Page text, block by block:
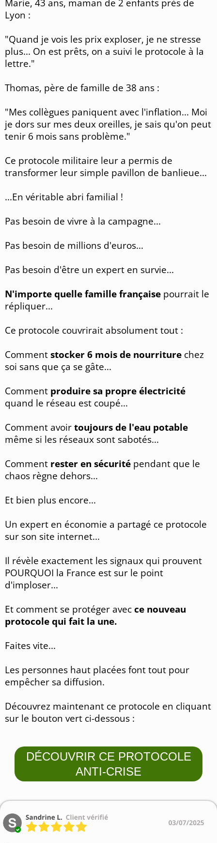
Marie, 43 ans, maman de 2 enfants près de
Lyon :
"Quand je vois les prix exploser, je ne stresse
plus... On est prêts, on a suivi le protocole à la
lettre."
Thomas, père de famille de 38 ans :
"Mes collègues paniquent avec l'inflation... Moi
je dors sur mes deux oreilles, je sais qu'on peut
tenir 6 mois sans problème."
Ce protocole militaire leur a permis de
transformer leur simple pavillon de banlieue...
...En véritable abri familial !
Pas besoin de vivre à la campagne...
Pas besoin de millions d'euros...
Pas besoin d'être un expert en survie...
N'importe quelle famille française pourrait le
répliquer...
Ce protocole couvrirait absolument tout :
Commentstocker 6 mois de nourriture chez
soi sans que ça se gâte...
Comment produire sa propre électricité
quand le réseau est coupé...
Comment avoirtoujours de l'eau potable
même si les réseaux sont sabotés...
Comment rester en sécurité pendant que le
chaos règne dehors...
Et bien plus encore...
Un expert en économie a partagé ce protocole
sur son site internet...
Il révèle exactement les signaux qui prouvent
POURQUOI la France est sur le point
d'imploser...
Et comment se protéger avecce nouveau
protocole qui fait la une.
Faites vite...
Les personnes haut placées font tout pour
empêcher sa diffusion.
Découvrez maintenant ce protocole en cliquant
sur le bouton vert ci-dessous :
DÉCOUVRIR CE PROTOCOLE
ANTI-CRISE